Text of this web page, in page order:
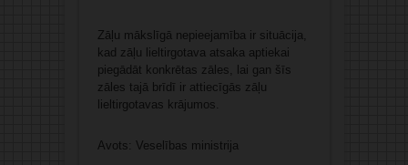
Zāļu mākslīgā nepieejamība ir situācija,
kad zāļu lieltirgotava atsaka aptiekai
piegādāt konkrētas zāles, lai gan šīs
zāles tajā brīdī ir attiecīgās zāļu
lieltirgotavas krājumos.
Avots: Veselības ministrija